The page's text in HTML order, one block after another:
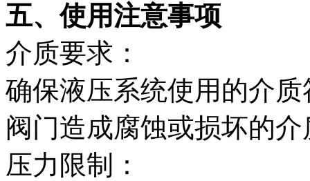
五、使用注意事项
介质要求：
确保液压系统使用的介
阀门造成腐蚀或损坏的介
压力限制：